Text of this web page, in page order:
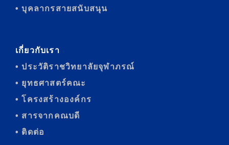
• บุคลากรสายสนับสนุน
เกี่ยวกับเรา
• ประวัติราชวิทยาลัยจุฬาภรณ์
• ยุทธศาสตร์คณะ
• โครงสร้างองค์กร
• สารจากคณบดี
• ติดต่อ